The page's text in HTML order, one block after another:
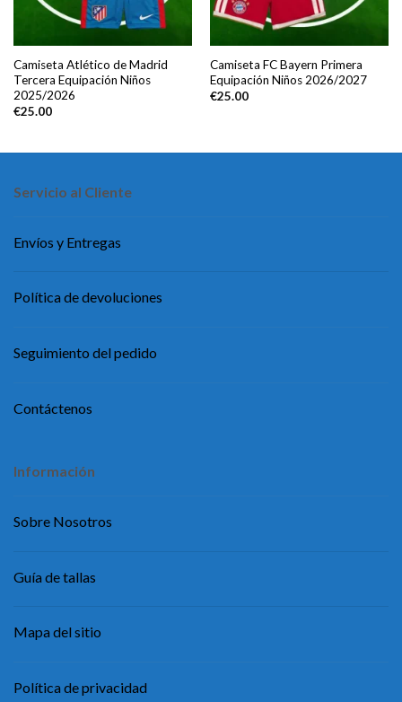
Camiseta Atlético de Madrid
Tercera Equipación Niños
2025/2026
€25.00
Camiseta FC Bayern Primera
Equipación Niños 2026/2027
€25.00
Servicio al Cliente
Envíos y Entregas
Política de devoluciones
Seguimiento del pedido
Contáctenos
Información
Sobre Nosotros
Guía de tallas
Mapa del sitio
Política de privacidad